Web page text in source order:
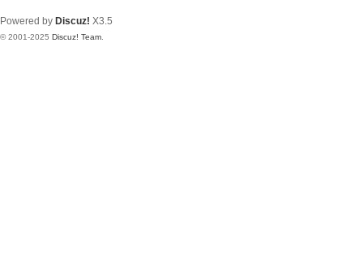
Powered by Discuz! X3.5
© 2001-2025 Discuz! Team